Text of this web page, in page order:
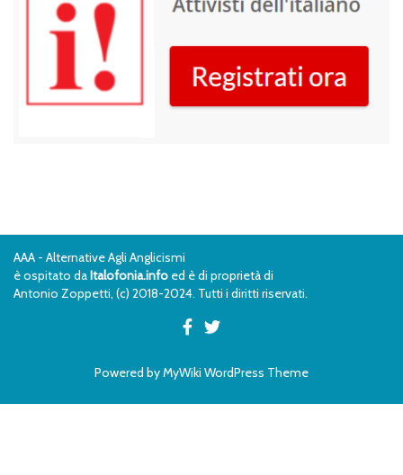
AAA - Alternative Agli Anglicismi
è ospitato daItalofonia.info ed è di proprietà di
Antonio Zoppetti, (c) 2018-2024. Tutti i diritti riservati.
Powered byMyWiki WordPress Theme